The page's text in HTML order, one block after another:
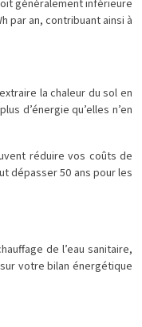
généralement inférieure
par an, contribuant ainsi à
la chaleur du sol en
d’énergie qu’elles n’en
réduire vos coûts de
dépasser 50 ans pour les
de l’eau sanitaire,
votre bilan énergétique